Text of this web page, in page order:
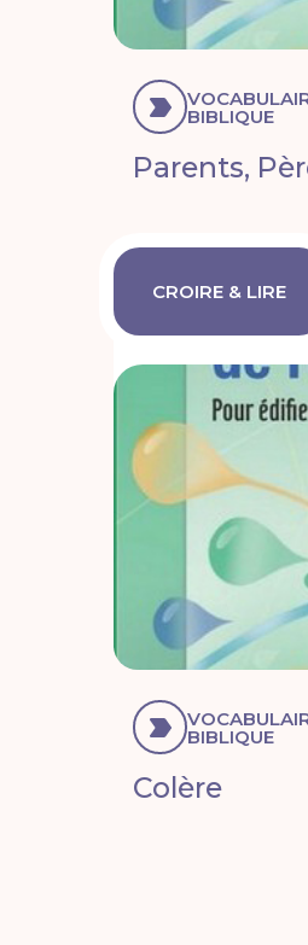
BIBLIQUE
Parents,
CROIRE & LIRE
BIBLIQUE
Colère